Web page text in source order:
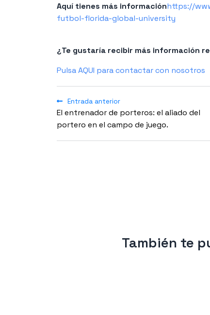
Aquí tienes más informaciónhttps://
futbol-florida-global-university
¿Te gustaría recibir más información
Pulsa AQUI para contactar con nosotros
Entrada anterior
El entrenador de porteros: el aliado del
portero en el campo de juego.
También te